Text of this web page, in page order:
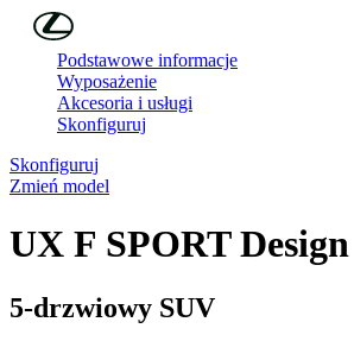
Skip to Main Content
Podstawowe informacje
Wyposażenie
Akcesoria i usługi
Skonfiguruj
Skonfiguruj
Zmień model
UX F SPORT Design
5-drzwiowy SUV